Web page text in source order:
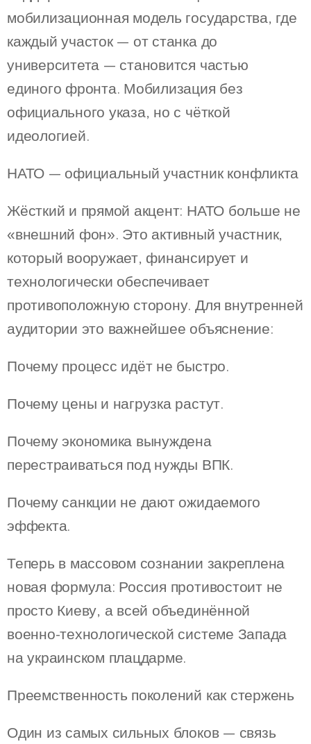
мобилизационная модель государства, где
каждый участок — от станка до
университета — становится частью
единого фронта. Мобилизация без
официального указа, но с чёткой
идеологией.
НАТО — официальный участник конфликта
Жёсткий и прямой акцент: НАТО больше не
«внешний фон». Это активный участник,
который вооружает, финансирует и
технологически обеспечивает
противоположную сторону. Для внутренней
аудитории это важнейшее объяснение:
Почему процесс идёт не быстро.
Почему цены и нагрузка растут.
Почему экономика вынуждена
перестраиваться под нужды ВПК.
Почему санкции не дают ожидаемого
эффекта.
Теперь в массовом сознании закреплена
новая формула: Россия противостоит не
просто Киеву, а всей объединённой
военно-технологической системе Запада
на украинском плацдарме.
Преемственность поколений как стержень
Один из самых сильных блоков — связь